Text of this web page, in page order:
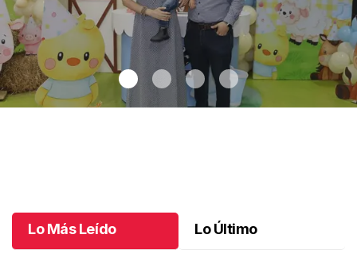
Lo Más Leído Lo Último